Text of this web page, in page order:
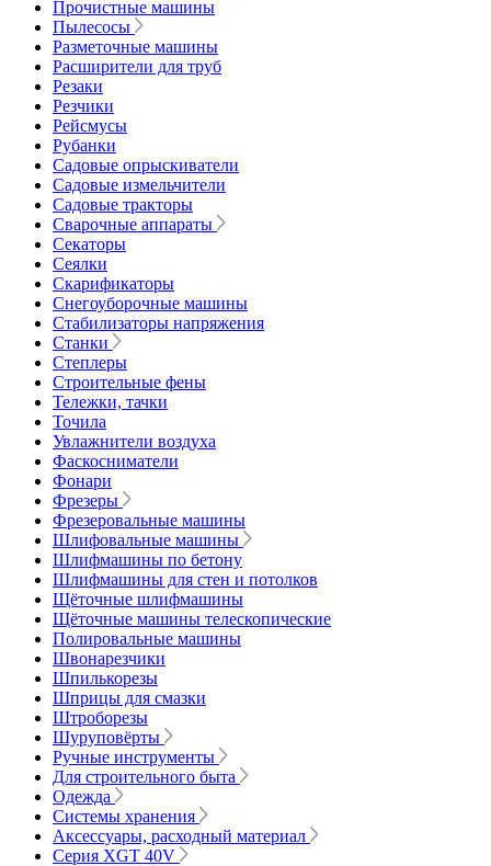
Прочистные машины
Пылесосы
Разметочные машины
Расширители для труб
Резаки
Резчики
Рейсмусы
Рубанки
Садовые опрыскиватели
Садовые измельчители
Садовые тракторы
Сварочные аппараты
Секаторы
Сеялки
Скарификаторы
Снегоуборочные машины
Стабилизаторы напряжения
Станки
Степлеры
Строительные фены
Тележки, тачки
Точила
Увлажнители воздуха
Фаскосниматели
Фонари
Фрезеры
Фрезеровальные машины
Шлифовальные машины
Шлифмашины по бетону
Шлифмашины для стен и потолков
Щёточные шлифмашины
Щёточные машины телескопические
Полировальные машины
Швонарезчики
Шпилькорезы
Шприцы для смазки
Штроборезы
Шуруповёрты
Ручные инструменты
Для строительного быта
Одежда
Системы хранения
Аксессуары, расходный материал
Серия XGT 40V